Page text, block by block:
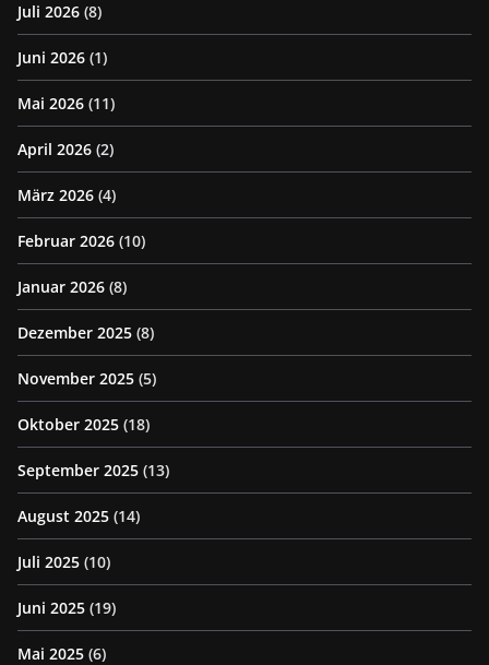
Juli 2026 (8)
Juni 2026 (1)
Mai 2026 (11)
April 2026 (2)
März 2026 (4)
Februar 2026 (10)
Januar 2026 (8)
Dezember 2025 (8)
November 2025 (5)
Oktober 2025 (18)
September 2025 (13)
August 2025 (14)
Juli 2025 (10)
Juni 2025 (19)
Mai 2025 (6)